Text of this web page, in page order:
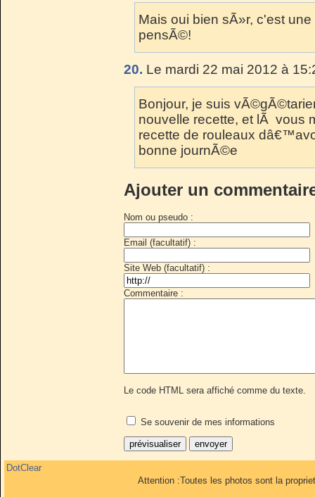
Mais oui bien sÃ»r, c'est
pensÃ©!
20. Le mardi 22 mai 2012 à
Bonjour, je suis
nouvelle recette, et lÃ vous
recette de rouleaux
bonne journÃ©e
Ajouter un
Nom ou pseudo :
Email (facultatif) :
Site Web (facultatif) :
Commentaire :
Le code HTML sera affiché comme du texte.
Se souvenir de mes informations
DotClear
Attention :Toutes les photos sont la